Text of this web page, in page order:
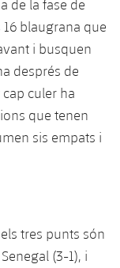
de la fase de
blaugrana que
i busquen
després de
culer ha
que tenen
sis empats i
tres punts són
(3-1), i